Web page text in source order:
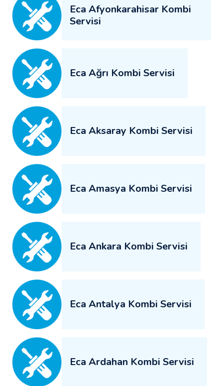
Eca Afyonkarahisar Kombi
Servisi
Eca Ağrı Kombi Servisi
Eca Aksaray Kombi Servisi
Eca Amasya Kombi Servisi
Eca Ankara Kombi Servisi
Eca Antalya Kombi Servisi
Eca Ardahan Kombi Servisi